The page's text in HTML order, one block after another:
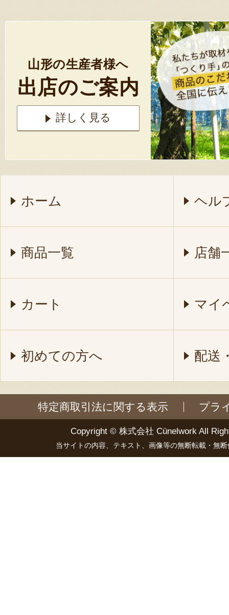
山形の生産者様へ
出店のご案内
詳しく見る
ホーム ヘル
商品一覧 店舗
カート マイ
初めての方へ 配送
特定商取引法に関する表示 プラ
Copyright © 株式会社 Cünelwork All
当サイトの内容、テキスト、画像等の無断転載・無